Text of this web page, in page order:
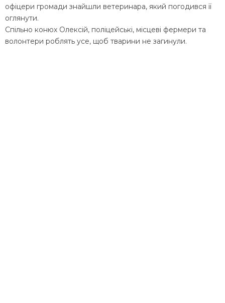
офіцери громади знайшли ветеринара, який погодився її
оглянути.
Спільно конюх Олексій, поліцейські, місцеві фермери та
волонтери роблять усе, щоб тварини не загинули.